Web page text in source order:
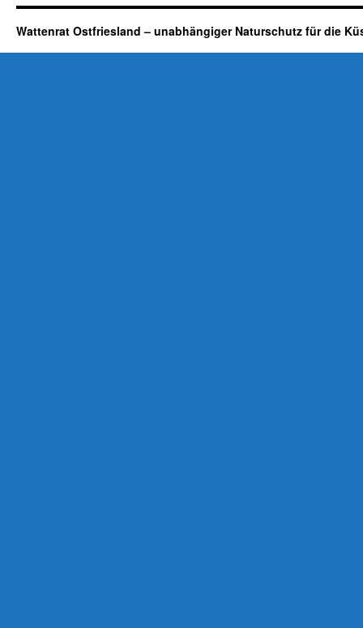
Wattenrat Ostfriesland – unabhängiger Naturschutz für die